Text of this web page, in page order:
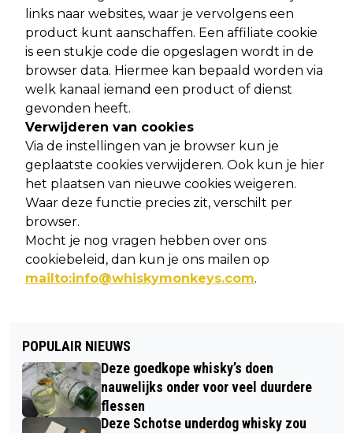
links naar websites, waar je vervolgens een
product kunt aanschaffen. Een affiliate cookie
is een stukje code die opgeslagen wordt in de
browser data. Hiermee kan bepaald worden via
welk kanaal iemand een product of dienst
gevonden heeft.
Verwijderen van cookies
Via de instellingen van je browser kun je
geplaatste cookies verwijderen. Ook kun je hier
het plaatsen van nieuwe cookies weigeren.
Waar deze functie precies zit, verschilt per
browser.
Mocht je nog vragen hebben over ons
cookiebeleid, dan kun je ons mailen op
mailto:info@whiskymonkeys.com.
POPULAIR NIEUWS
Deze goedkope whisky’s doen
nauwelijks onder voor veel duurdere
flessen
Deze Schotse underdog whisky zou